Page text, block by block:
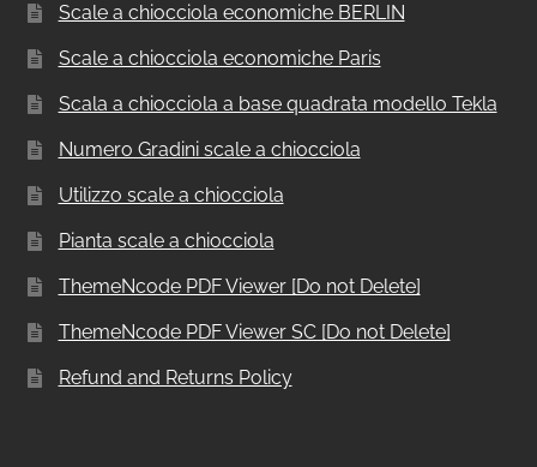
Scale a chiocciola economiche BERLIN
Scale a chiocciola economiche Paris
Scala a chiocciola a base quadrata modello Tekla
Numero Gradini scale a chiocciola
Utilizzo scale a chiocciola
Pianta scale a chiocciola
ThemeNcode PDF Viewer [Do not Delete]
ThemeNcode PDF Viewer SC [Do not Delete]
Refund and Returns Policy